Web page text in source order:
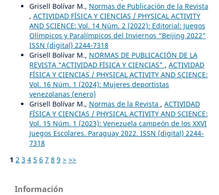
Grisell Bolívar M., Normas de Publicación de la Revista
, ACTIVIDAD FÍSICA Y CIENCIAS / PHYSICAL ACTIVITY
AND SCIENCE: Vol. 14 Núm. 2 (2022): Editorial: Juegos
Olímpicos y Paralímpicos del Inviernos “Beijing 2022”
ISSN (digital) 2244-7318
Grisell Bolívar M., NORMAS DE PUBLICACIÓN DE LA
REVISTA “ACTIVIDAD FÍSICA Y CIENCIAS” , ACTIVIDAD
FÍSICA Y CIENCIAS / PHYSICAL ACTIVITY AND SCIENCE:
Vol. 16 Núm. 1 (2024): Mujeres deportistas
venezolanas (enero)
Grisell Bolívar M., Normas de la Revista , ACTIVIDAD
FÍSICA Y CIENCIAS / PHYSICAL ACTIVITY AND SCIENCE:
Vol. 15 Núm. 1 (2023): Venezuela campeón de los XXVI
Juegos Escolares. Paraguay 2022. ISSN (digital) 2244-
7318
1 2 3 4 5 6 7 8 9 > >>
Información